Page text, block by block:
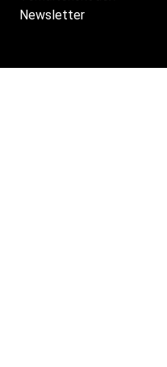
Newsletter